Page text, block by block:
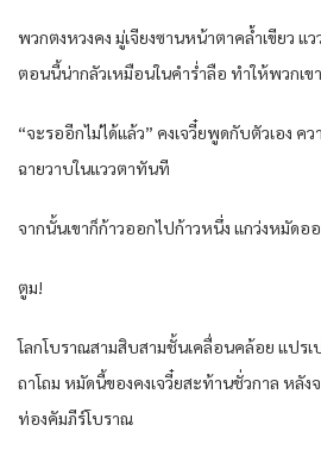
พวกตงหวงคง มู่เจียงซานหน้าตาคล้ำเขียว แว
ตอนนี้น่ากลัวเหมือนในคำร่ำลือ ทำให้พวกเ
“จะรออีกไม่ได้แล้ว” คงเจวี๋ยพูดกับตัวเอง ค
ฉายวาบในแววตาทันที
จากนั้นเขาก็ก้าวออกไปก้าวหนึ่ง แกว่งหมัดอ
ตูม!
โลกโบราณสามสิบสามชั้นเคลื่อนคล้อย แปรเ
ถาโถม หมัดนี้ของคงเจวี๋ยสะท้านชั่วกาล หลัง
ท่องคัมภีร์โบราณ